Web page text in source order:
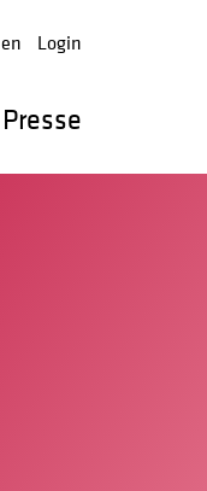
en Login
Presse